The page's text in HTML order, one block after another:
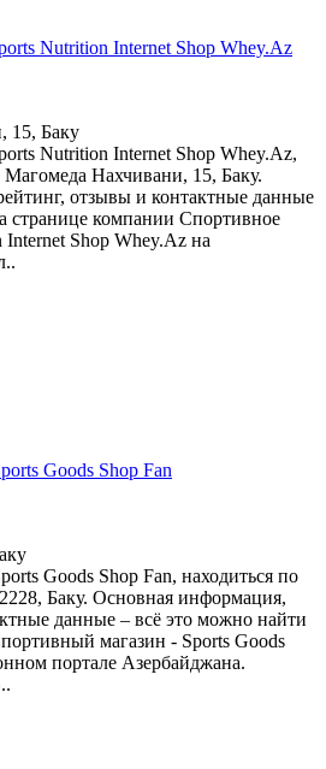
Nutrition Internet Shop Whey.Az
15, Баку
Nutrition Internet Shop Whey.Az,
Магомеда Нахчивани, 15, Баку.
отзывы и контактные данные
странице компании Спортивное
Shop Whey.Az на
Goods Shop Fan
Goods Shop Fan, находиться по
Баку. Основная информация,
данные – всё это можно найти
магазин - Sports Goods
портале Азербайджана.